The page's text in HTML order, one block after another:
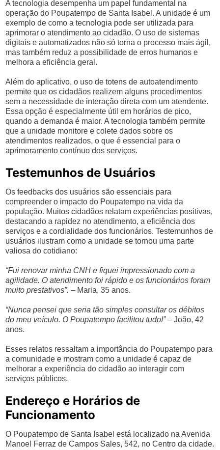
A tecnologia desempenha um papel fundamental na
operação do Poupatempo de Santa Isabel. A unidade é um
exemplo de como a tecnologia pode ser utilizada para
aprimorar o atendimento ao cidadão. O uso de sistemas
digitais e automatizados não só torna o processo mais ágil,
mas também reduz a possibilidade de erros humanos e
melhora a eficiência geral.
Além do aplicativo, o uso de totens de autoatendimento
permite que os cidadãos realizem alguns procedimentos
sem a necessidade de interação direta com um atendente.
Essa opção é especialmente útil em horários de pico,
quando a demanda é maior. A tecnologia também permite
que a unidade monitore e colete dados sobre os
atendimentos realizados, o que é essencial para o
aprimoramento contínuo dos serviços.
Testemunhos de Usuários
Os feedbacks dos usuários são essenciais para
compreender o impacto do Poupatempo na vida da
população. Muitos cidadãos relatam experiências positivas,
destacando a rapidez no atendimento, a eficiência dos
serviços e a cordialidade dos funcionários. Testemunhos de
usuários ilustram como a unidade se tornou uma parte
valiosa do cotidiano:
“Fui renovar minha CNH e fiquei impressionado com a
agilidade. O atendimento foi rápido e os funcionários foram
muito prestativos”. – Maria, 35 anos.
“Nunca pensei que seria tão simples consultar os débitos
do meu veículo. O Poupatempo facilitou tudo!”– João, 42
anos.
Esses relatos ressaltam a importância do Poupatempo para
a comunidade e mostram como a unidade é capaz de
melhorar a experiência do cidadão ao interagir com
serviços públicos.
Endereço e Horários de
Funcionamento
O Poupatempo de Santa Isabel está localizado na Avenida
Manoel Ferraz de Campos Sales, 542, no Centro da cidade.